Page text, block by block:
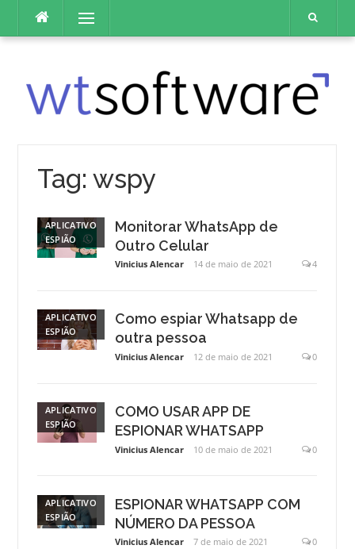
o
Menu
Tag: wspy
APLICATIVO
ESPIÃO
Monitorar WhatsApp de
Outro Celular
Vinicius Alencar 14 de maio de 2021 4
APLICATIVO
ESPIÃO
Como espiar Whatsapp de
outra pessoa
Vinicius Alencar 12 de maio de 2021 0
APLICATIVO
ESPIÃO
COMO USAR APP DE
ESPIONAR WHATSAPP
Vinicius Alencar 10 de maio de 2021 0
APLICATIVO
ESPIÃO
ESPIONAR WHATSAPP COM
NÚMERO DA PESSOA
Vinicius Alencar 7 de maio de 2021 0